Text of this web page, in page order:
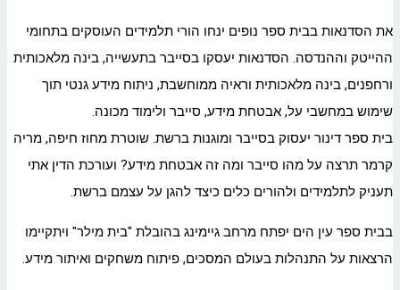
את הסדנאות בבית ספר נופים ינחו הורי תלמידים העוסקים בתחומי
ההייטק וההנדסה. הסדנאות יעסקו בסייבר בתעשייה, בינה מלאכותית
ורחפנים, בינה מלאכותית וראיה ממוחשבת, ניתוח מידע גנטי תוך
שימוש במחשבי על, אבטחת מידע, סייבר ולימוד מכונה.
בית ספר דינור יעסוק בסייבר ומוגנות ברשת. שוטרת מחוז חיפה, מריה
קרמר תרצה על מהו סייבר ומה זה אבטחת מידע? ועורכת הדין אתי
תעניק לתלמידים ולהורים כלים כיצד להגן על עצמם ברשת.
בבית ספר עין הים יפתח מרחב גיימינג בהובלת "בית מילר" ויתקיימו
הרצאות על התנהלות בעולם המסכים, פיתוח משחקים ואיתור מידע.